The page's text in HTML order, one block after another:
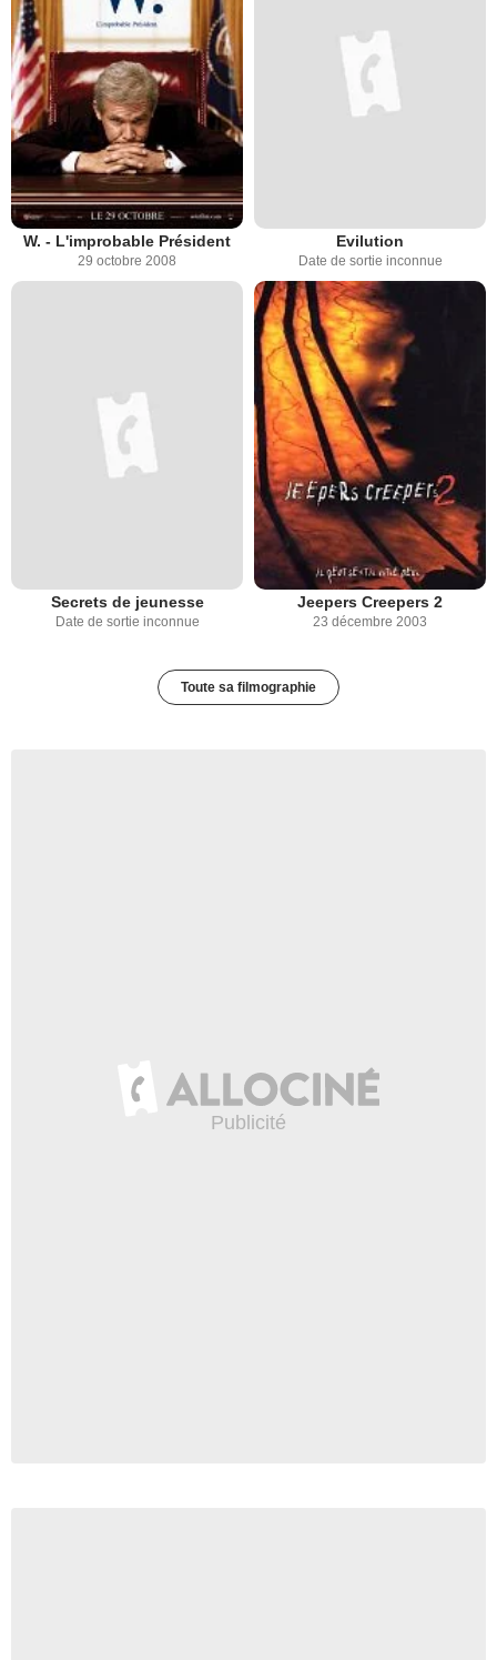
W. - L'improbable Président
29 octobre 2008
Evilution
Date de sortie inconnue
Secrets de jeunesse
Date de sortie inconnue
Jeepers Creepers 2
23 décembre 2003
Toute sa filmographie